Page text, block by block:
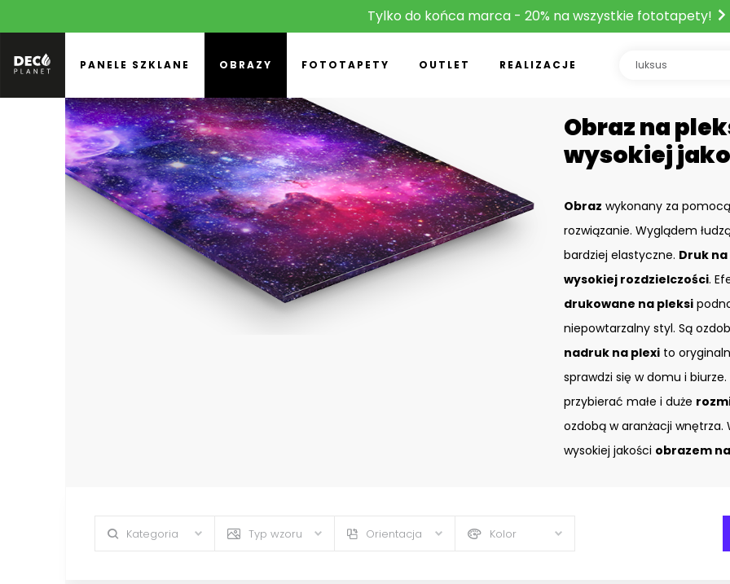
Tylko do końca marca - 20% na wszystkie fototapety!
PANELE SZKLANE OBRAZY FOTOTAPETY OUTLET REALIZACJE
Obraz na
wysokiej
Obraz wykonany za
rozwiązanie. Wyglądem
bardziej elastyczne. Druk
wysokiej rozdzielczości.
drukowane na pleksi
niepowtarzalny styl. Są
nadruk na plexi to
sprawdzi się w domu i biurze.
przybierać małe i duże
ozdobą w aranżacji
wysokiej jakości obrazem
Kategoria Typ wzoru Orientacja Kolor